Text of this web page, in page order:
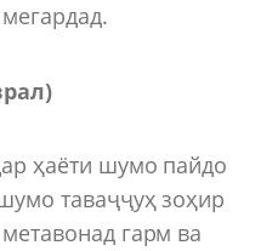
ҳаёти шумо пайдо
таваҷҷуҳ зоҳир
гарм ва